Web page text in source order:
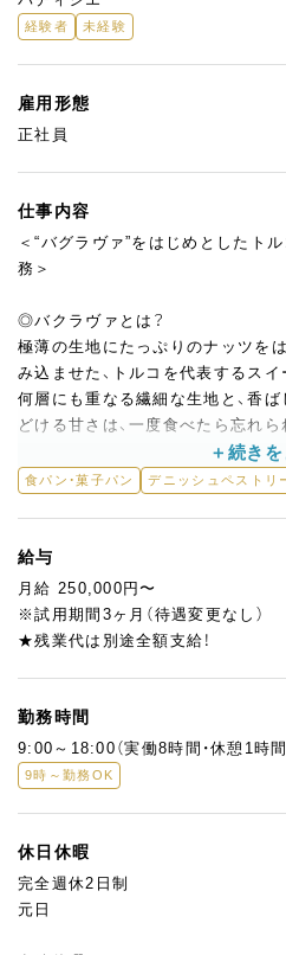
経験者 未経験
雇用形態
正社員
仕事内容
＜“バグラヴァ”をはじめとしたト
務＞
◎バクラヴァとは？
極薄の生地にたっぷりのナッツを
み込ませた、トルコを代表するスイ
何層にも重なる繊細な生地と、香
どける甘さは、一度食べたら忘れら
私たちはこのバクラヴァを看板商
これからはもっと日本の方にもこの
そのために、日本人の感性と味覚を
れる新しい仲間を募集します。
・バクラヴァ（Baklava）…看板商品
・ショビイエット（Şöbiyet）…クリ
・パディシャ（Padişah）…王様の
・トゥルンバ（Tulumba）…揚げて
の菓子
・カダイフ（Kadayif）…細い麺状の
・フストゥクルサルマ（Fıstıklı
その他、ダックワーズやクッキー、
食パン・菓子パン デニッシュペストリ
給与
月給 250,000円〜
※試用期間3ヶ月（待遇変更なし）
★残業代は別途全額支給！
勤務時間
9:00～18:00（実働8時間・休憩1時間
9時～勤務OK
休日休暇
完全週休2日制
元日